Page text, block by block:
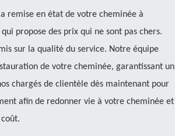
remise en état de votre cheminée à
propose des prix qui ne sont pas chers.
sur la qualité du service. Notre équipe
de votre cheminée, garantissant un
chargés de clientèle dès maintenant pour
afin de redonner vie à votre cheminée et